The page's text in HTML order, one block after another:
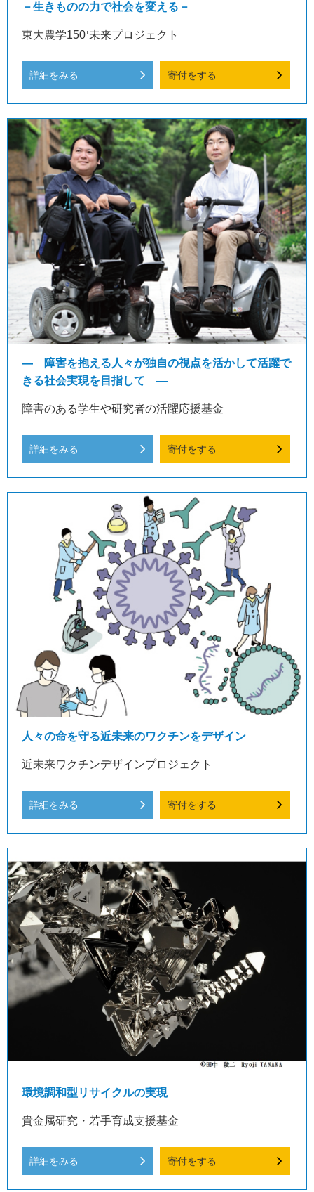
－生きものの力で社会を変える－
東大農学150⁺未来プロジェクト
詳細をみる 寄付をする
― 障害を抱える人々が独自の視点を活かして活躍で
きる社会実現を目指して ―
障害のある学生や研究者の活躍応援基金
詳細をみる 寄付をする
人々の命を守る近未来のワクチンをデザイン
近未来ワクチンデザインプロジェクト
詳細をみる 寄付をする
環境調和型リサイクルの実現
貴金属研究・若手育成支援基金
詳細をみる 寄付をする